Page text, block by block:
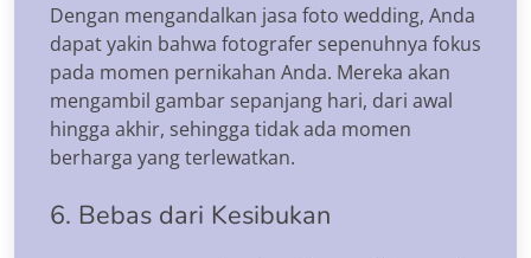
Dengan mengandalkan jasa foto wedding, Anda
dapat yakin bahwa fotografer sepenuhnya fokus
pada momen pernikahan Anda. Mereka akan
mengambil gambar sepanjang hari, dari awal
hingga akhir, sehingga tidak ada momen
berharga yang terlewatkan.
6. Bebas dari Kesibukan